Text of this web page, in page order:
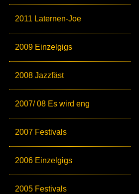
2011 Laternen-Joe
2009 Einzelgigs
2008 Jazzfäst
2007/ 08 Es wird eng
2007 Festivals
2006 Einzelgigs
2005 Festivals